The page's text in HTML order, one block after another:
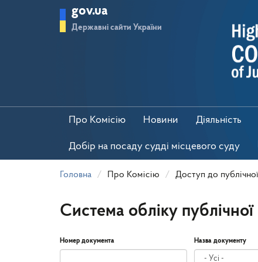
gov.ua
Державні сайти України
Про Комісію Новини Діяльність
Добір на посаду судді місцевого суду
Головна Про Комісію Доступ до
Система обліку публічної
Номер документа Назва документу